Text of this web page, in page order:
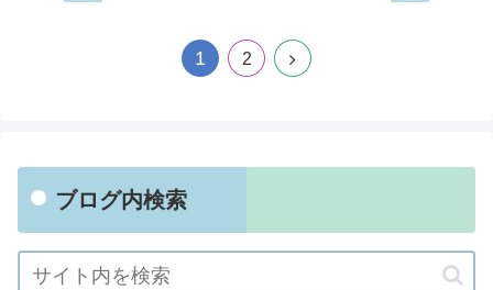
1 2
次
ブログ内検索